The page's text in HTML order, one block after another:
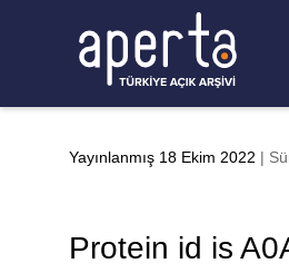
Yayınlanmış 18 Ekim 2022 |
Protein id is